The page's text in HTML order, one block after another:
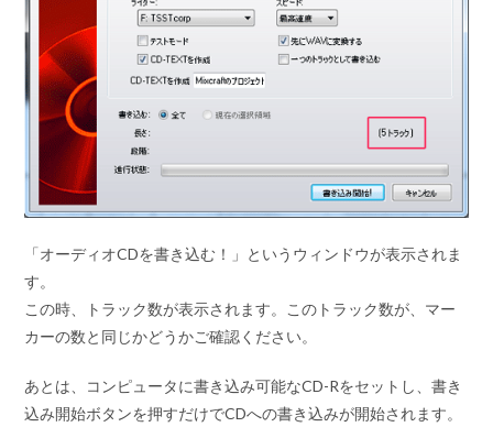
「オーディオCDを書き込む！」というウィンドウが表示されま
す。
この時、トラック数が表示されます。このトラック数が、マー
カーの数と同じかどうかご確認ください。
あとは、コンピュータに書き込み可能なCD-Rをセットし、書き
込み開始ボタンを押すだけでCDへの書き込みが開始されます。